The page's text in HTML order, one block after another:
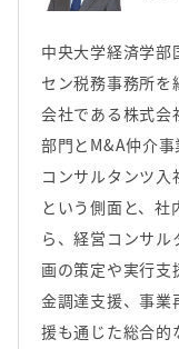
中央大学経済学部
セン税務事務所を
会社である株式会
部門とM&A仲介
コンサルタンツ
という側面と、
ら、経営コンサ
画の策定や実行支
金調達支援、事業
援も通じた総合的